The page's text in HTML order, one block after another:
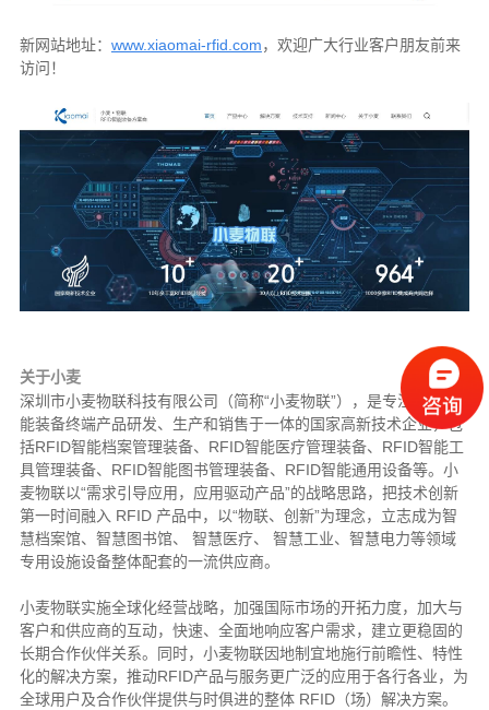
新网站地址： www.xiaomai-rfid.com，欢迎广大行业客户朋友前来
访问！
关于小麦
深圳市小麦物联科技有限公司（简称“小麦物联”），是专注RFID智
能装备终端产品研发、生产和销售于一体的国家高新技术企业，包
括RFID智能档案管理装备、RFID智能医疗管理装备、RFID智能工
具管理装备、RFID智能图书管理装备、RFID智能通用设备等。小
麦物联以“需求引导应用，应用驱动产品”的战略思路，把技术创新
第一时间融入 RFID 产品中，以“物联、创新”为理念，立志成为智
慧档案馆、智慧图书馆、 智慧医疗、 智慧工业、智慧电力等领域
专用设施设备整体配套的一流供应商。
小麦物联实施全球化经营战略，加强国际市场的开拓力度，加大与
客户和供应商的互动，快速、全面地响应客户需求，建立更稳固的
长期合作伙伴关系。同时，小麦物联因地制宜地施行前瞻性、特性
化的解决方案，推动RFID产品与服务更广泛的应用于各行各业，为
全球用户及合作伙伴提供与时俱进的整体 RFID（场）解决方案。